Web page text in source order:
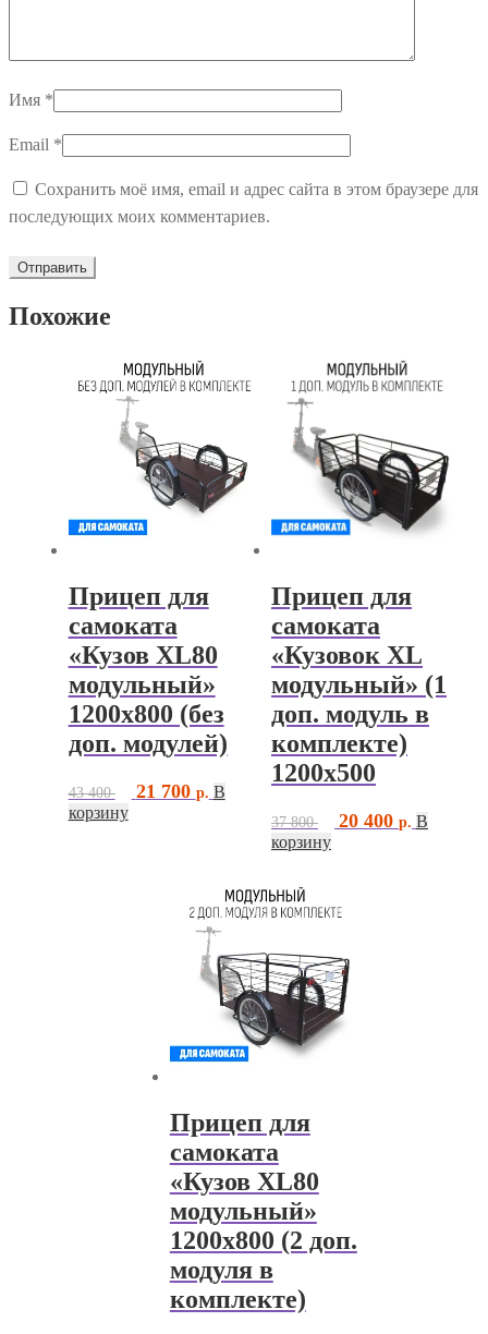
Имя *
Email *
Сохранить моё имя, email и адрес сайта в этом браузере для
последующих моих комментариев.
Похожие
Прицеп для
самоката
«Кузов XL80
модульный»
1200х800 (без
доп. модулей)
43 400
Первоначальная
21 700
Текущая
В
корзину
Прицеп для
самоката
«Кузовок XL
модульный» (1
доп. модуль в
комплекте)
1200х500
37 800
Первоначальная
20 400
Текущая
В
корзину
Прицеп для
самоката
«Кузов XL80
модульный»
1200х800 (2 доп.
модуля в
комплекте)